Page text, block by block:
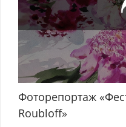
Фоторепортаж
Roubloff»